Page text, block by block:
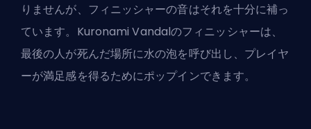
りませんが、フィニッシャーの音はそれを十分に補っ
ています。Kuronami Vandalのフィニッシャーは、
最後の人が死んだ場所に水の泡を呼び出し、プレイヤ
ーが満足感を得るためにポップインできます。